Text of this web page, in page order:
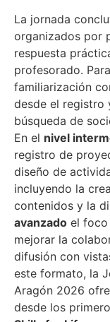
La jornada
organizados por
respuesta
profesorado.
familiarización
desde el registro
búsqueda de
En el nivel
registro de
diseño de
incluyendo la
contenidos y la
avanzado el foco
mejorar la
difusión con
este formato, la
Aragón 2026
desde los